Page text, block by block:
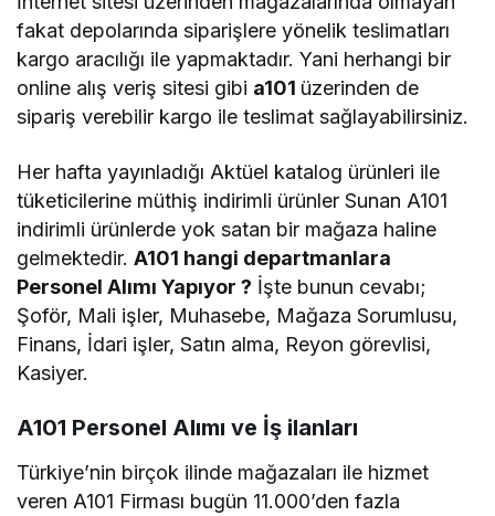
fakat depolarında siparişlere yönelik teslimatları
kargo aracılığı ile yapmaktadır. Yani herhangi bir
online alış veriş sitesi gibi a101 üzerinden de
sipariş verebilir kargo ile teslimat sağlayabilirsiniz.
Her hafta yayınladığı Aktüel katalog ürünleri ile
tüketicilerine müthiş indirimli ürünler Sunan A101
indirimli ürünlerde yok satan bir mağaza haline
gelmektedir.A101 hangi departmanlara
Personel Alımı Yapıyor ? İşte bunun cevabı;
Şoför, Mali işler, Muhasebe, Mağaza Sorumlusu,
Finans, İdari işler, Satın alma, Reyon görevlisi,
Kasiyer.
A101 Personel Alımı ve İş ilanları
Türkiye’nin birçok ilinde mağazaları ile hizmet
veren A101 Firması bugün 11.000’den fazla